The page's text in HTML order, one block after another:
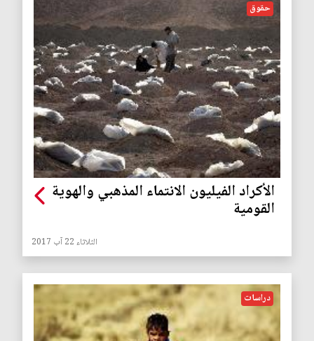
حقوق
الأكراد الفيليون الانتماء المذهبي والهوية
القومية
الثلاثاء 22 آب 2017
دراسات